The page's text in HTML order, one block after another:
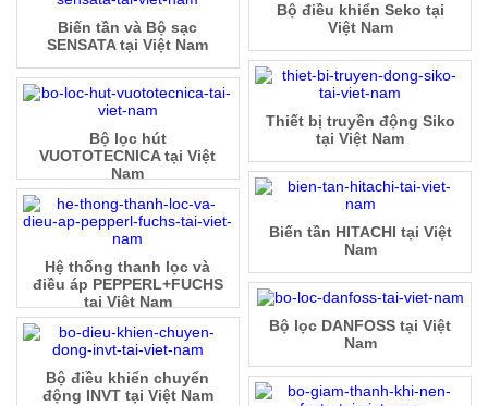
Bộ điều khiển Seko tại
Việt Nam
Biến tần và Bộ sạc
SENSATA tại Việt Nam
Thiết bị truyền động Siko
tại Việt Nam
Bộ lọc hút
VUOTOTECNICA tại Việt
Nam
Biến tần HITACHI tại Việt
Nam
Hệ thống thanh lọc và
điều áp PEPPERL+FUCHS
tại Việt Nam
Bộ lọc DANFOSS tại Việt
Nam
Bộ điều khiển chuyển
động INVT tại Việt Nam